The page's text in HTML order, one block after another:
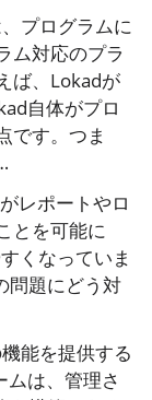
プログラムに
ム対応のプラ
ば、Lokadが
自体がプロ
です。つま
レポートやロ
とを可能に
くなっていま
問題にどう対
能を提供する
は、管理さ